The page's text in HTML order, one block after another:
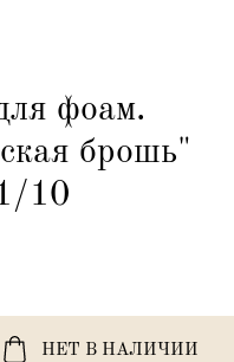
фоам.
брошь"
10
НЕТ В НАЛИЧИИ